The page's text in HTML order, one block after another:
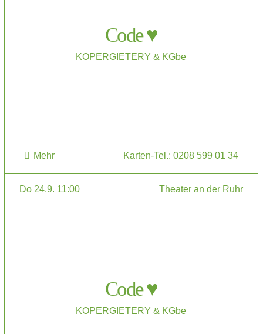
Code ♥
KOPERGIETERY & KGbe
Mehr Karten-Tel.: 0208 599 01 34
Do 24.9. 11:00 Theater an der Ruhr
Code ♥
KOPERGIETERY & KGbe